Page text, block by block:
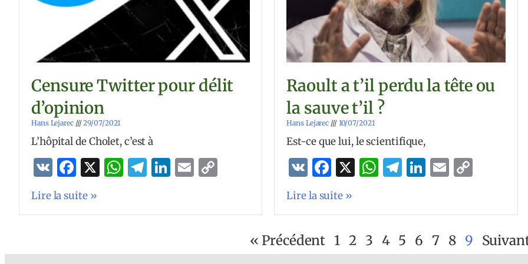
Censure Twitter pour délit
d’opinion
Hans Lejarec 29/07/2021
L’hôpital de Cholet, c’est à
VK Facebook
X WhatsApp
Telegram
LinkedIn
Email
Lire la suite »
Raoult a t’il perdu la tête ou
la sauve t’il ?
Hans Lejarec 10/07/2021
Est-ce que lui, le scientifique,
VK Facebook
X WhatsApp
Telegram
LinkedIn
Email
Lire la suite »
« Précédent 1 2 3 4 5 6 7 8 9